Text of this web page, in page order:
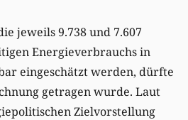
jeweils 9.738 und 7.607
Energieverbrauchs in
eingeschätzt werden, dürfte
getragen wurde. Laut
Zielvorstellung